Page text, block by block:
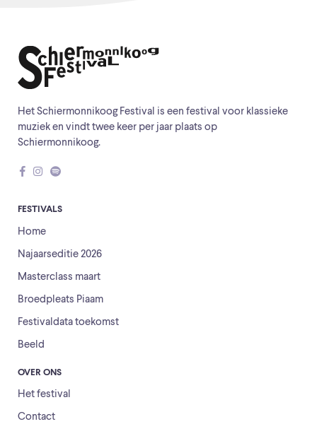
Het Schiermonnikoog Festival is een festival voor klassieke
muziek en vindt twee keer per jaar plaats op
Schiermonnikoog.
FESTIVALS
Home
Najaarseditie 2026
Masterclass maart
Broedpleats Piaam
Festivaldata toekomst
Beeld
OVER ONS
Het festival
Contact